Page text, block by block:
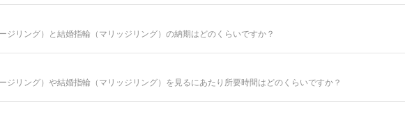
トカウンセリングは全店でお受けできますので、お気軽にコンシェルジュにお申し付けください。
ットカウンセリングと銀座ダイヤモンドシライシの特長はこちら
ジリング）と結婚指輪（マリッジリング）の納期はどのくらいですか？
ジリング）や結婚指輪（マリッジリング）を見るにあたり所要時間はどのくらいですか？